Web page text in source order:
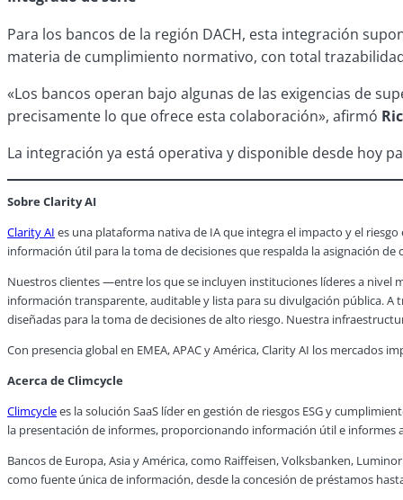
Para los bancos de la región DACH, esta integración
materia de cumplimiento normativo, con total
«Los bancos operan bajo algunas de las exigencias de
precisamente lo que ofrece esta colaboración», afirmó
La integración ya está operativa y disponible desde hoy
Sobre Clarity AI
Clarity AI es una plataforma nativa de IA que integra el impacto y el
información útil para la toma de decisiones que respalda la asignación
Nuestros clientes —entre los que se incluyen instituciones líderes a nivel
información transparente, auditable y lista para su divulgación pública.
diseñadas para la toma de decisiones de alto riesgo. Nuestra
Con presencia global en EMEA, APAC y América, Clarity AI los mercados
Acerca de Climcycle
Climcyclees la solución SaaS líder en gestión de riesgos ESG y
la presentación de informes, proporcionando información útil e informes
Bancos de Europa, Asia y América, como Raiffeisen, Volksbanken,
como fuente única de información, desde la concesión de préstamos